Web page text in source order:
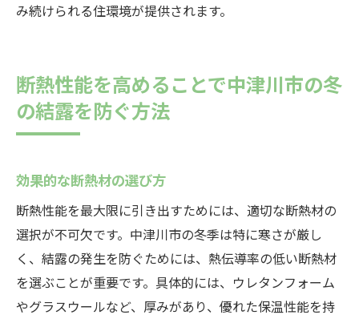
み続けられる住環境が提供されます。
断熱性能を高めることで中津川市の冬
の結露を防ぐ方法
効果的な断熱材の選び方
断熱性能を最大限に引き出すためには、適切な断熱材の
選択が不可欠です。中津川市の冬季は特に寒さが厳し
く、結露の発生を防ぐためには、熱伝導率の低い断熱材
を選ぶことが重要です。具体的には、ウレタンフォーム
やグラスウールなど、厚みがあり、優れた保温性能を持